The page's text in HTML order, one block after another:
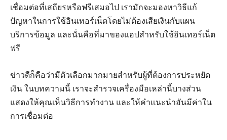
เชื่อมต่อที่เสถียรหรือฟรีเสมอไป เรามักจะมองหาวิธีแก้
ปัญหาในการใช้อินเทอร์เน็ตโดยไม่ต้องเสียเงินกับแผน
บริการข้อมูล และนั่นคือที่มาของแอปสำหรับใช้อินเทอร์เน็ต
ฟรี
ข่าวดีก็คือว่ามีตัวเลือกมากมายสำหรับผู้ที่ต้องการประหยัด
เงิน ในบทความนี้ เราจะสำรวจเครื่องมือเหล่านี้บางส่วน
แสดงให้คุณเห็นวิธีการทำงาน และให้คำแนะนำอันมีค่าใน
การเชื่อมต่อ